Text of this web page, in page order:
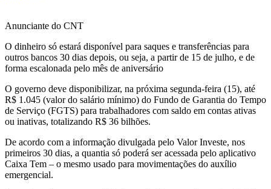
Anunciante do CNT
O dinheiro só estará disponível para saques e transferências para
outros bancos 30 dias depois, ou seja, a partir de 15 de julho, e de
forma escalonada pelo mês de aniversário
O governo deve disponibilizar, na próxima segunda-feira (15), até
R$ 1.045 (valor do salário mínimo) do Fundo de Garantia do Tempo
de Serviço (FGTS) para trabalhadores com saldo em contas ativas
ou inativas, totalizando R$ 36 bilhões.
De acordo com a informação divulgada pelo Valor Investe, nos
primeiros 30 dias, a quantia só poderá ser acessada pelo aplicativo
Caixa Tem – o mesmo usado para movimentações do auxílio
emergencial.